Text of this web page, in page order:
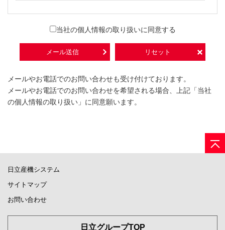
当社の個人情報の取り扱いに同意する
メールやお電話でのお問い合わせも受け付けております。
メールやお電話でのお問い合わせを希望される場合、上記「当社
の個人情報の取り扱い」に同意願います。
日立産機システム
サイトマップ
お問い合わせ
日立グループTOP